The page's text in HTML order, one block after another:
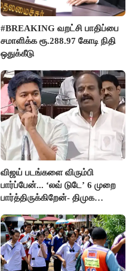
#BREAKING வறட்சி பாதிப்பை
சமாளிக்க ரூ.288.97 கோடி நிதி
ஒதுக்கீடு
விஜய் படங்களை விரும்பி
பார்ப்பேன்... ‘லவ் டுடே’ 6 முறை
பார்த்திருக்கிறேன்- திமுக